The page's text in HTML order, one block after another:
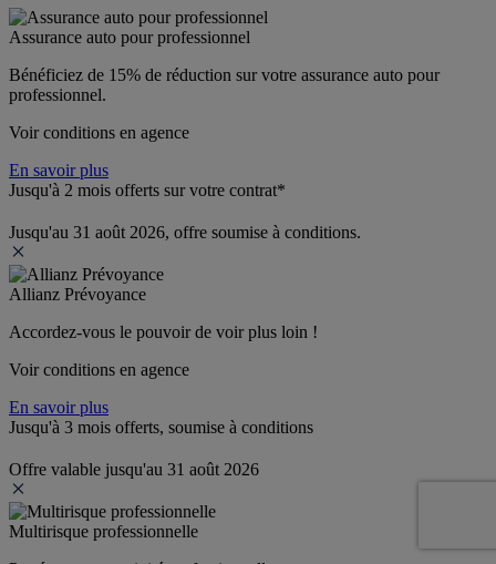
Assurance auto pour professionnel
Bénéficiez de 15% de réduction sur votre assurance auto pour
professionnel.
Voir conditions en agence
En savoir plus
Jusqu'à 2 mois offerts sur votre contrat*
Jusqu'au 31 août 2026, offre soumise à conditions.
Allianz Prévoyance
Accordez-vous le pouvoir de voir plus loin !
Voir conditions en agence
En savoir plus
Jusqu'à 3 mois offerts, soumise à conditions
Offre valable jusqu'au 31 août 2026
Multirisque professionnelle